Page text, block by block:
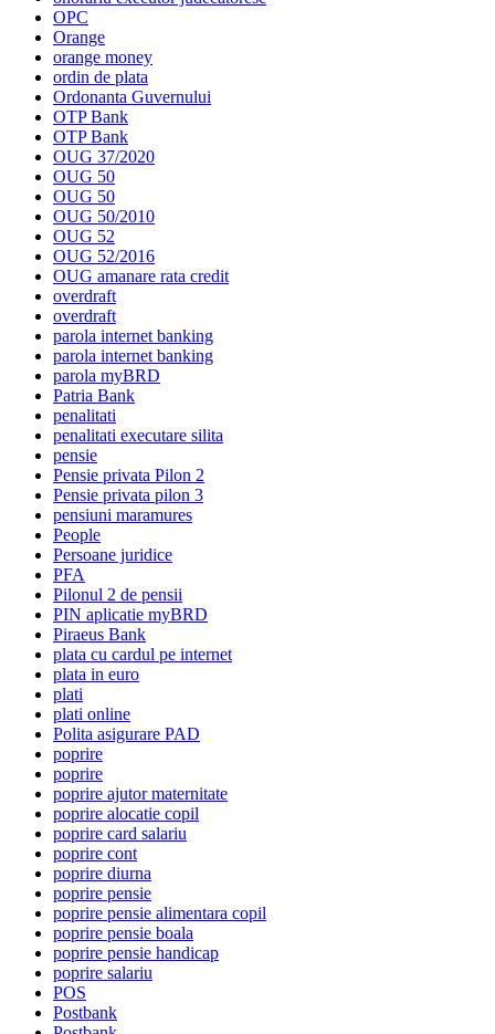
OPC
Orange
orange money
ordin de plata
Ordonanta Guvernului
OTP Bank
OTP Bank
OUG 37/2020
OUG 50
OUG 50
OUG 50/2010
OUG 52
OUG 52/2016
OUG amanare rata credit
overdraft
overdraft
parola internet banking
parola internet banking
parola myBRD
Patria Bank
penalitati
penalitati executare silita
pensie
Pensie privata Pilon 2
Pensie privata pilon 3
pensiuni maramures
People
Persoane juridice
PFA
Pilonul 2 de pensii
PIN aplicatie myBRD
Piraeus Bank
plata cu cardul pe internet
plata in euro
plati
plati online
Polita asigurare PAD
poprire
poprire
poprire ajutor maternitate
poprire alocatie copil
poprire card salariu
poprire cont
poprire diurna
poprire pensie
poprire pensie alimentara copil
poprire pensie boala
poprire pensie handicap
poprire salariu
POS
Postbank